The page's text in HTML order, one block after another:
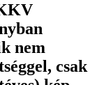
nem
csak